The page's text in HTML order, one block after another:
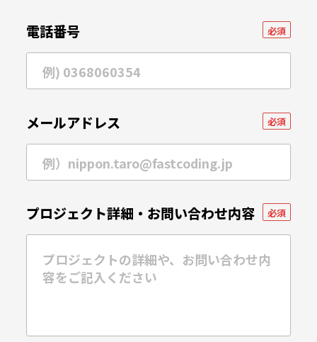
電話番号 必須
メールアドレス 必須
プロジェクト詳細・ お問い合わせ内容 必須